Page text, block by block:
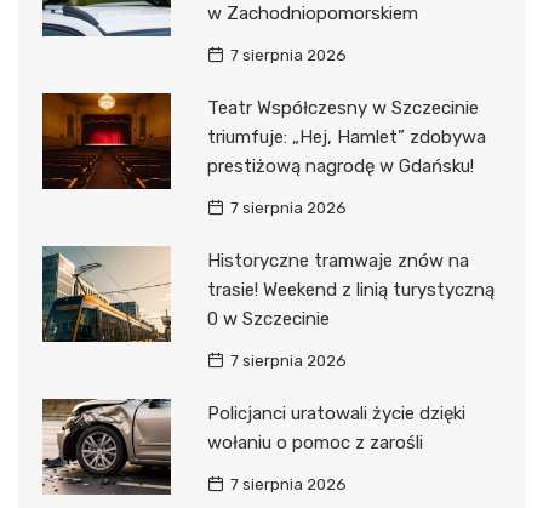
w Zachodniopomorskiem
7 sierpnia 2026
Teatr Współczesny w Szczecinie
triumfuje: „Hej, Hamlet” zdobywa
prestiżową nagrodę w Gdańsku!
7 sierpnia 2026
Historyczne tramwaje znów na
trasie! Weekend z linią turystyczną
0 w Szczecinie
7 sierpnia 2026
Policjanci uratowali życie dzięki
wołaniu o pomoc z zarośli
7 sierpnia 2026